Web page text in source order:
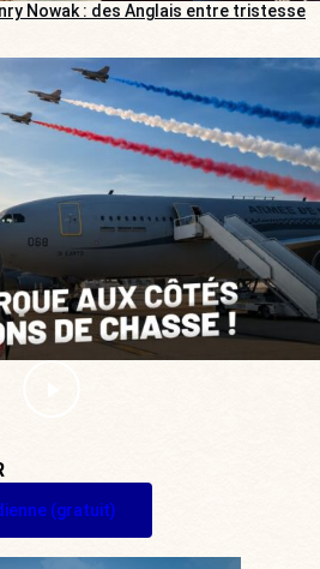
Nowak : des Anglais entre tristesse
(gratuit)